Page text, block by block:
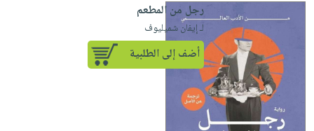
رجل من المطعم
لـ إيفان شميليوف
أضف إلى الطلبية